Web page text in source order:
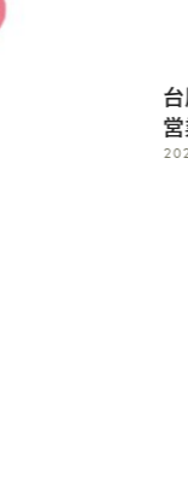
台風7号/台風8号